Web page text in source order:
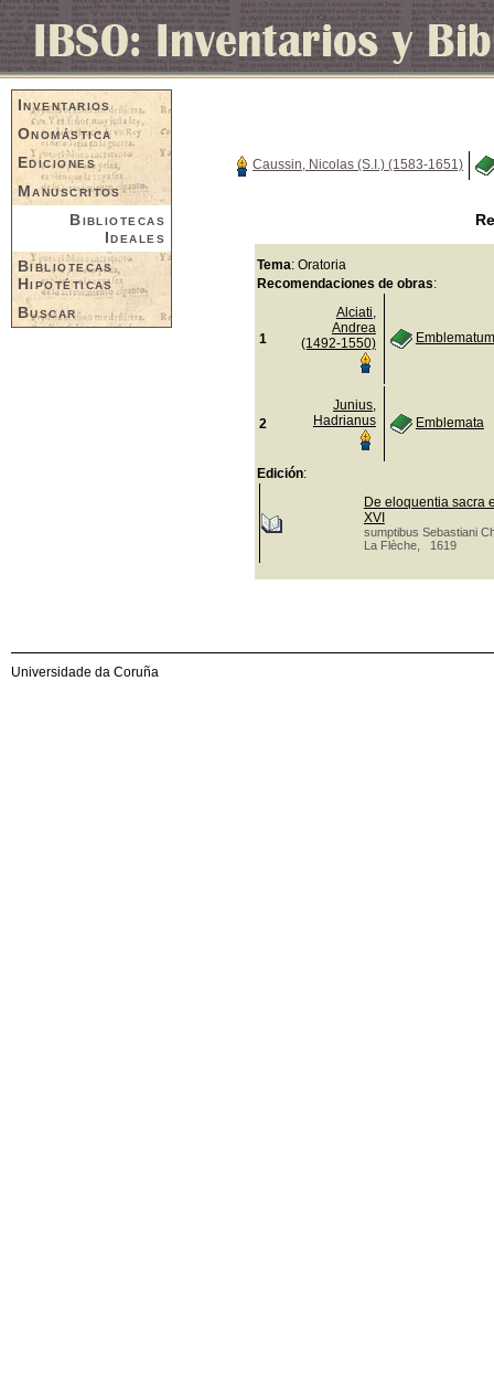
Inventarios
Onomástica
Ediciones
Manuscritos
Bibliotecas
Ideales
Bibliotecas
Hipotéticas
Buscar
Caussin, Nicolas (S.I.) (1583-1651)
Tema: Oratoria
Recomendaciones de obras:
1
Alciati,
Andrea
(1492-1550)
2
Junius,
Hadrianus
Emblemata
Edición:
De eloquentia sacra
XVI
sumptibus Sebastiani
La Flèche, 1619
Universidade da Coruña